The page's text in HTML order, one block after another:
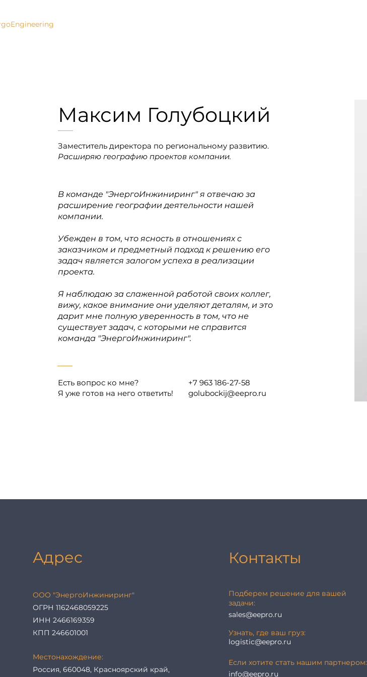
Максим Голубоцкий
Заместитель директора по региональному развитию.
Расширяю географию проектов компании.
В команде "ЭнергоИнжиниринг" я отвечаю за
расширение географии деятельности нашей
компании.
Убежден в том, что ясность в отношениях с
заказчиком и предметный подход к решению его
задач является залогом успеха в реализации
проекта.
Я наблюдаю за слаженной работой своих коллег,
вижу, какое внимание они уделяют деталям, и это
дарит мне полную уверенность в том, что не
существует задач, с которыми не справится
команда "ЭнергоИнжиниринг".
Есть вопрос ко мне?
Я уже готов на него ответить!
+7 963 186-27-58
golubockij@eepro.ru
Адрес
ООО "ЭнергоИнжиниринг"
ОГРН 1162468059225
ИНН 2466169359
КПП 246601001
Местонахождение:
Россия, 660048, Красноярский край,
Контакты
Подберем решение для вашей
задачи:
sales@eepro.ru
Узнать, где ваш груз:
logistic@eepro.ru
Если хотите стать нашим партнером:
info@eepro.ru